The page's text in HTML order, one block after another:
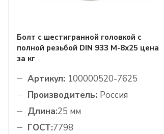
Болт с шестигранной головкой с
полной резьбой DIN 933 М-8х25 цена
за кг
Артикул: 100000520-7625
Производитель: Россия
Длина:25 мм
ГОСТ:7798